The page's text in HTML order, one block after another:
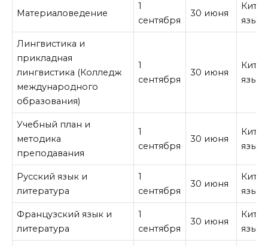
Материаловедение
1
сентября
30 июня
язык
Лингвистика и
прикладная
лингвистика (Колледж
международного
образования)
1
сентября
30 июня
язык
Учебный план и
методика
преподавания
1
сентября
30 июня
язык
Русский язык и
литература
1
сентября
30 июня
язык
Французский язык и
литература
1
сентября
30 июня
язык